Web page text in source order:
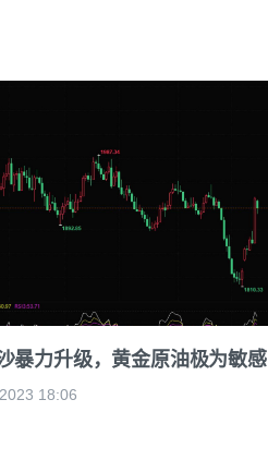
暴力升级，黄金原油极为敏感
18:06